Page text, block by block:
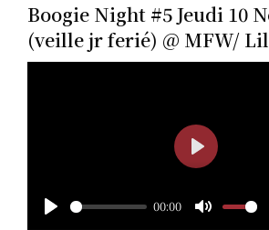
Boogie Night #5 Jeudi 10
(veille jr ferié) @ MFW/
00:00
Play